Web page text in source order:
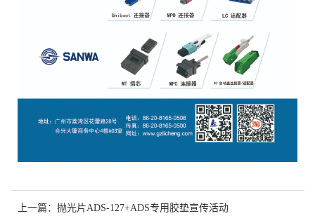
上一篇： 抛光片ADS-127+ADS专用胶垫宣传活动